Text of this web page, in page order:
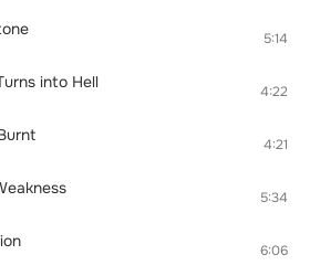
5:14
into Hell 4:22
4:21
5:34
6:06